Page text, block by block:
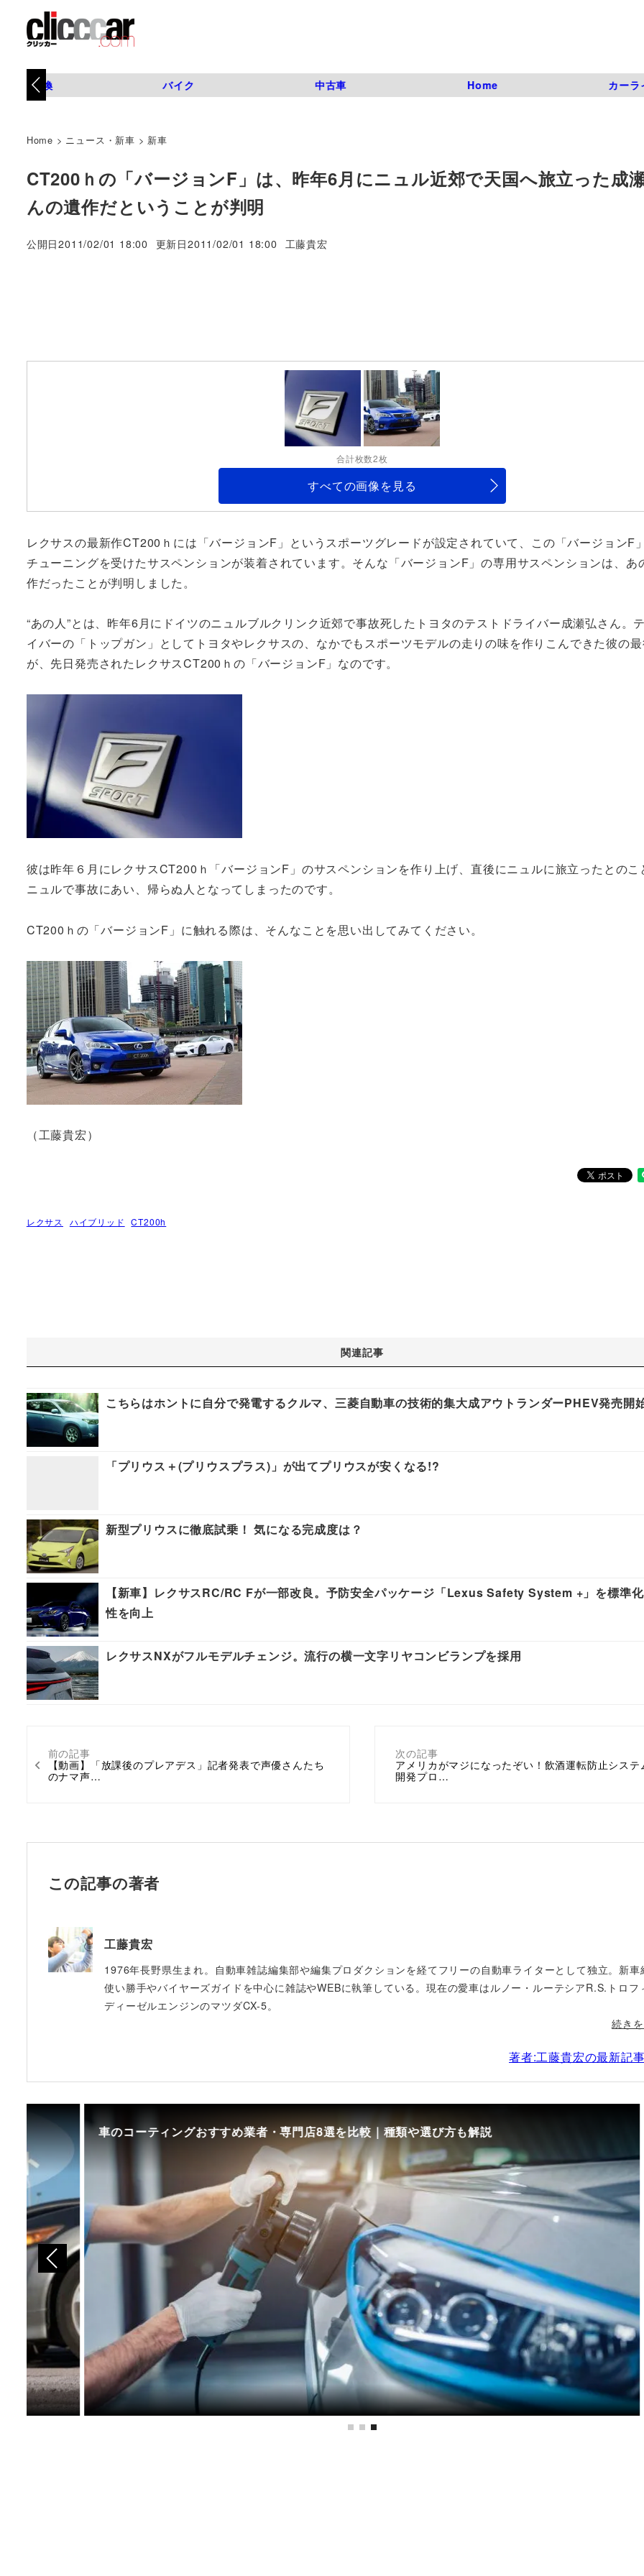
タイヤ交換 バイク 中古車 Home カーラ
Home > ニュース・新車 > 新車
CT200ｈの「バージョンF」は、昨年6月にニュル近郊で天国へ旅立った成
んの遺作だということが判明
公開日2011/02/01 18:00 更新日2011/02/01 18:00
著
工藤貴宏
合計枚数2枚
すべての画像を見る
レクサスの最新作CT200ｈには「バージョンF」というスポーツグレードが設定されていて、この「バージョンF
チューニングを受けたサスペンションが装着されています。そんな「バージョンF」の専用サスペンションは、あ
作だったことが判明しました。
“あの人”とは、昨年6月にドイツのニュルブルクリンク近郊で事故死したトヨタのテストドライバー成瀬弘さん。
イバーの「トップガン」としてトヨタやレクサスの、なかでもスポーツモデルの走りの味を作りこんできた彼の
が、先日発売されたレクサスCT200ｈの「バージョンF」なのです。
彼は昨年６月にレクサスCT200ｈ「バージョンF」のサスペンションを作り上げ、直後にニュルに旅立ったとのこ
ニュルで事故にあい、帰らぬ人となってしまったのです。
CT200ｈの「バージョンF」に触れる際は、そんなことを思い出してみてください。
（工藤貴宏）
レクサス ハイブリッド CT200h
前の記事
【動画】「放課後のプレアデス」記者発表で声優さんたち
のナマ声…
次の記事
アメリカがマジになったぞい！飲酒運転防止システ
開発プロ…
関連記事
こちらはホントに自分で発電するクルマ、三菱自動車の技術的集大成アウトランダーPHEV発売開
「プリウス＋(プリウスプラス)」が出てプリウスが安くなる!?
新型プリウスに徹底試乗！ 気になる完成度は？
【新車】レクサスRC/RC Fが一部改良。予防安全パッケージ「Lexus Safety System +」を標準
性を向上
レクサスNXがフルモデルチェンジ。流行の横一文字リヤコンビランプを採用
この記事の著者
工藤貴宏
1976年長野県生まれ。自動車雑誌編集部や編集プロダクションを経てフリーの自動車ライターとして独立。新車
使い勝手やバイヤーズガイドを中心に雑誌やWEBに執筆している。現在の愛車はルノー・ルーテシアR.S.トロフ
ディーゼルエンジンのマツダCX-5。
続き
著者:工藤貴宏の最新記
車のコーティングおすすめ業者・専門店8選を比較｜種類や選び方も解説